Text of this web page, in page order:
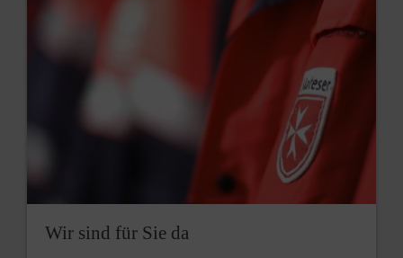
Wir sind für Sie da